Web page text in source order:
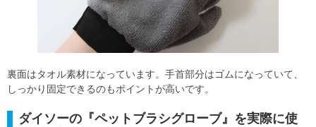
裏面はタオル素材になっています。手首部分はゴムになっていて、
しっかり固定できるのもポイントが高いです。
ダイソーの『ペットブラシグローブ』を実際に使